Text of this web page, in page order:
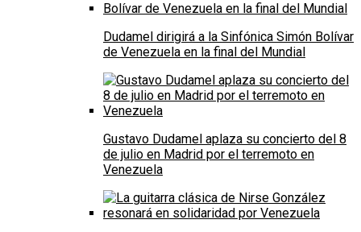
Dudamel dirigirá a la Sinfónica Simón Bolívar
de Venezuela en la final del Mundial
Gustavo Dudamel aplaza su concierto del 8
de julio en Madrid por el terremoto en
Venezuela